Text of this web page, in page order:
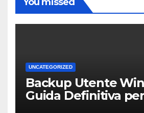
UNCATEGORIZED
Backup Utente
Guida Definitiva